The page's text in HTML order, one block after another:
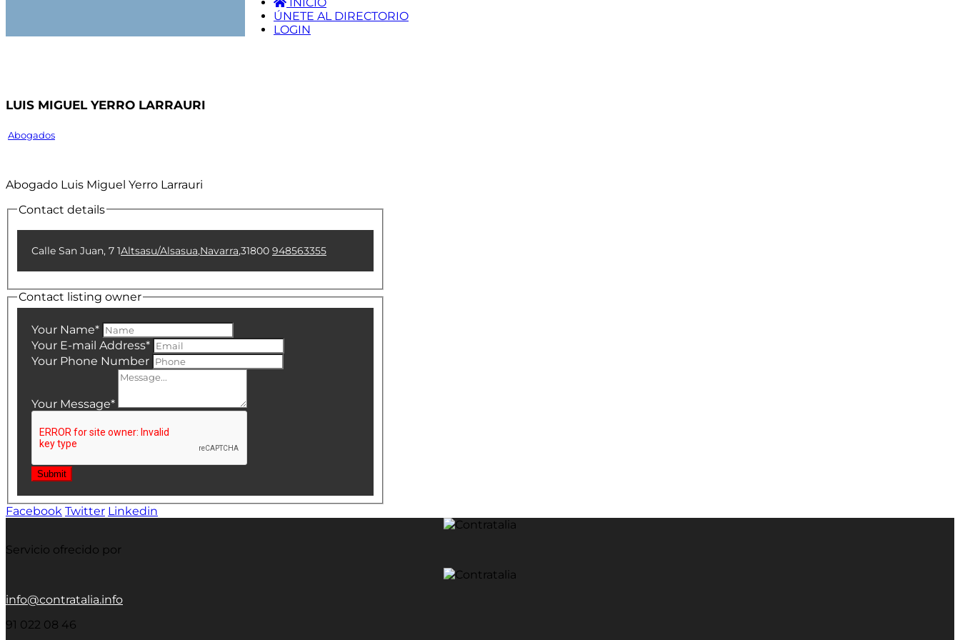
ÚNETE AL DIRECTORIO
LOGIN
Luis Miguel Yerro Larrauri
Abogados
Abogado Luis Miguel Yerro Larrauri
Contact details
Calle San Juan, 7 1Altsasu/Alsasua,Navarra,31800 948563355
Contact listing owner
Your Name*
Your E-mail Address*
Your Phone Number
Your Message*
Submit
Facebook Twitter Linkedin
Servicio ofrecido por
info@contratalia.info
91 022 08 46